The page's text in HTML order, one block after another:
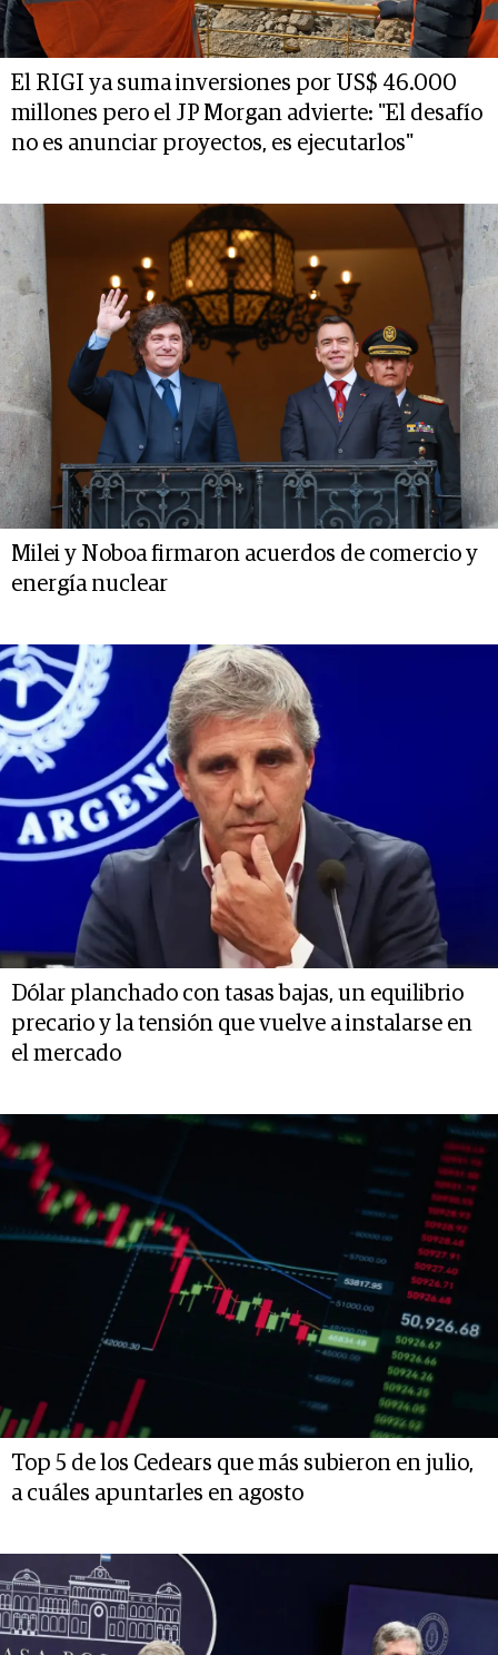
El RIGI ya suma inversiones por US$ 46.000
millones pero el JP Morgan advierte: "El desafío
no es anunciar proyectos, es ejecutarlos"
Milei y Noboa firmaron acuerdos de comercio y
energía nuclear
Dólar planchado con tasas bajas, un equilibrio
precario y la tensión que vuelve a instalarse en
el mercado
Top 5 de los Cedears que más subieron en julio,
a cuáles apuntarles en agosto